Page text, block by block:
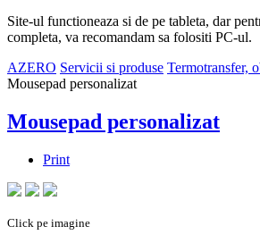
Site-ul functioneaza si de pe tableta, dar
completa, va recomandam sa folositi PC-ul.
AZERO Servicii si produse Termotransfer,
Mousepad personalizat
Mousepad personalizat
Print
Click pe imagine